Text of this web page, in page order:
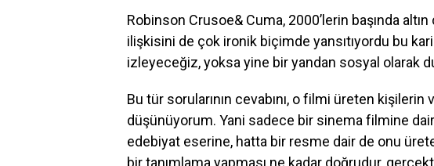
Robinson Crusoe& Cuma, 2000’lerin başında altın
ilişkisini de çok ironik biçimde yansıtıyordu bu
izleyeceğiz, yoksa yine bir yandan sosyal olarak
Bu tür sorularının cevabını, o filmi üreten
düşünüyorum. Yani sadece bir sinema filmine
edebiyat eserine, hatta bir resme dair de onu
bir tanımlama yapması ne kadar doğrudur,